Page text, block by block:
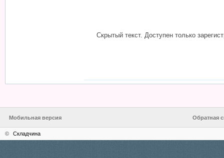
Скрытый текст. Доступен только
Мобильная версия Обратная
© Складчина